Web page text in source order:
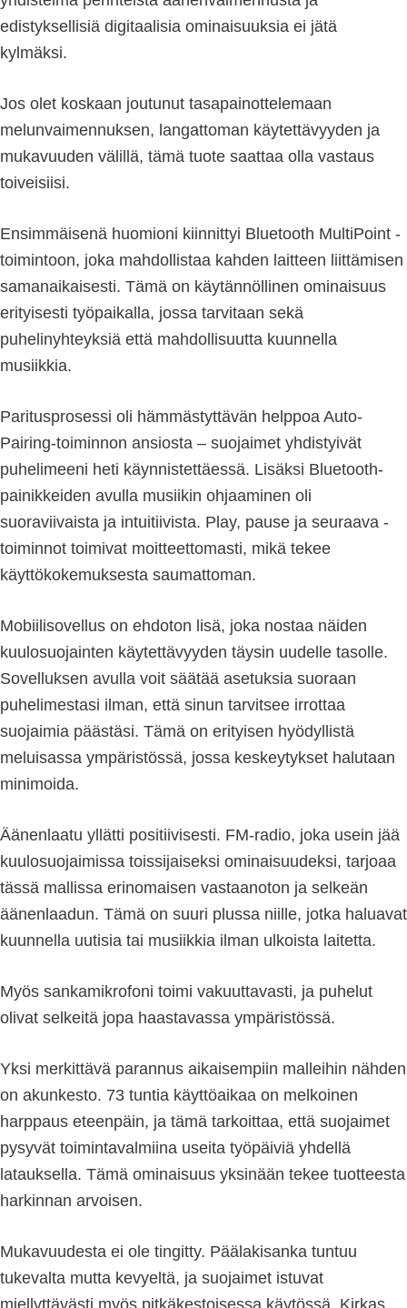
edistyksellisiä digitaalisia ominaisuuksia ei jätä
kylmäksi.
Jos olet koskaan joutunut tasapainottelemaan
melunvaimennuksen, langattoman käytettävyyden ja
mukavuuden välillä, tämä tuote saattaa olla vastaus
toiveisiisi.
Ensimmäisenä huomioni kiinnittyi Bluetooth MultiPoint -
toimintoon, joka mahdollistaa kahden laitteen liittämisen
samanaikaisesti. Tämä on käytännöllinen ominaisuus
erityisesti työpaikalla, jossa tarvitaan sekä
puhelinyhteyksiä että mahdollisuutta kuunnella
musiikkia.
Paritusprosessi oli hämmästyttävän helppoa Auto-
Pairing-toiminnon ansiosta – suojaimet yhdistyivät
puhelimeeni heti käynnistettäessä. Lisäksi Bluetooth-
painikkeiden avulla musiikin ohjaaminen oli
suoraviivaista ja intuitiivista. Play, pause ja seuraava -
toiminnot toimivat moitteettomasti, mikä tekee
käyttökokemuksesta saumattoman.
Mobiilisovellus on ehdoton lisä, joka nostaa näiden
kuulosuojainten käytettävyyden täysin uudelle tasolle.
Sovelluksen avulla voit säätää asetuksia suoraan
puhelimestasi ilman, että sinun tarvitsee irrottaa
suojaimia päästäsi. Tämä on erityisen hyödyllistä
meluisassa ympäristössä, jossa keskeytykset halutaan
minimoida.
Äänenlaatu yllätti positiivisesti. FM-radio, joka usein jää
kuulosuojaimissa toissijaiseksi ominaisuudeksi, tarjoaa
tässä mallissa erinomaisen vastaanoton ja selkeän
äänenlaadun. Tämä on suuri plussa niille, jotka haluavat
kuunnella uutisia tai musiikkia ilman ulkoista laitetta.
Myös sankamikrofoni toimi vakuuttavasti, ja puhelut
olivat selkeitä jopa haastavassa ympäristössä.
Yksi merkittävä parannus aikaisempiin malleihin nähden
on akunkesto. 73 tuntia käyttöaikaa on melkoinen
harppaus eteenpäin, ja tämä tarkoittaa, että suojaimet
pysyvät toimintavalmiina useita työpäiviä yhdellä
latauksella. Tämä ominaisuus yksinään tekee tuotteesta
harkinnan arvoisen.
Mukavuudesta ei ole tingitty. Päälakisanka tuntuu
tukevalta mutta kevyeltä, ja suojaimet istuvat
miellyttävästi myös pitkäkestoisessa käytössä. Kirkas